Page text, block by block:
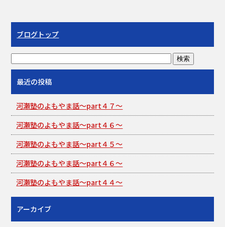
ブログトップ
最近の投稿
河瀬塾のよもやま話～part４７～
河瀬塾のよもやま話～part４６～
河瀬塾のよもやま話～part４５～
河瀬塾のよもやま話～part４６～
河瀬塾のよもやま話～part４４～
アーカイブ